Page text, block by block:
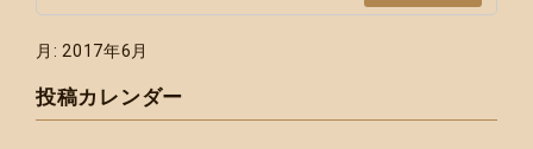
月: 2017年6月
投稿カレンダー